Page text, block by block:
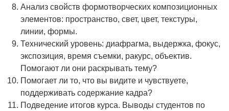
Анализ свойств формотворческих композиционных
элементов: пространство, свет, цвет, текстуры,
линии, формы.
Технический уровень: диафрагма, выдержка, фокус,
экспозиция, время съемки, ракурс, объектив.
Помогают ли они раскрывать тему?
Помогает ли то, что вы видите и чувствуете,
поддерживать содержание кадра?
Подведение итогов курса. Выводы студентов по